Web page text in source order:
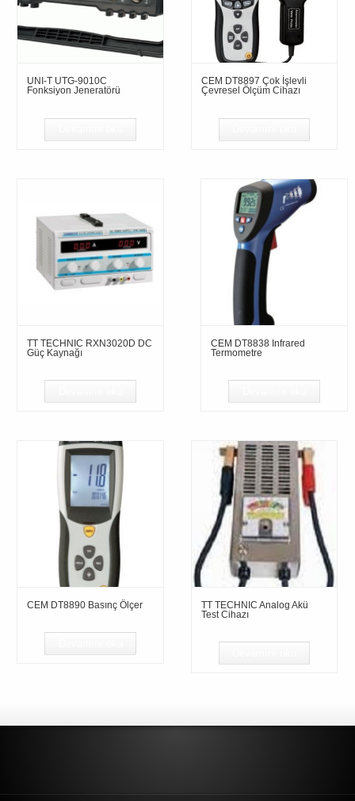
UNI-T UTG-9010C
Fonksiyon Jeneratörü
CEM DT8897 Çok İşlevli
Çevresel Ölçüm Cihazı
TT TECHNIC RXN3020D DC
Güç Kaynağı
CEM DT8838 Infrared
Termometre
CEM DT8890 Basınç Ölçer
TT TECHNIC Analog Akü
Test Cihazı